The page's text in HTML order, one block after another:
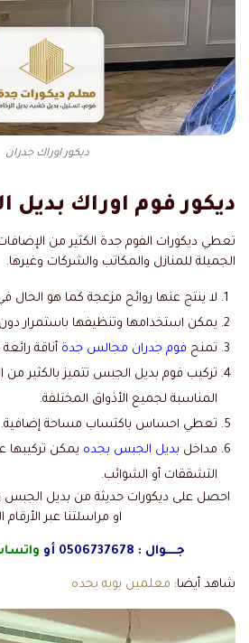
ديكور اوراك جدران
ديكور فوم اوراك بديل
تعطي ديكورات الفوم جدة الكثير من
الجميلة للمنازل والمكاتب والشركات وغيرها.
لا ينتج عنها روائح مزعجة كما هو الحال
يمكن استخدامها وتنظيفها باستمرار دون
تمنح فوم جدران مجالس جدة أناقة
تركيب فوم بديل الجبس تتميز بالكثير من
المناسبة لجميع الأذواق المختلفة.
تعطي احساس باكتساب مساحة إضافية.
مداخل بديل الجبس بجده يمكن تركيبها
التشققات أو الشوائب.
احصل على ديكورات حديثة من بديل الجبس
او مراسلتنا عبر الأرقام
جــــوال : 0506737678 أو
شاهد أيضا: معلمين بويه بجده